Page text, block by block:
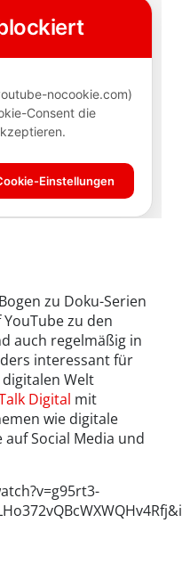
zu Doku-Serien
zu den
auch regelmäßig in
interessant für
Welt
Digital mit
wie digitale
Social Media und